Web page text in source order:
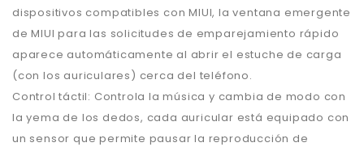
dispositivos compatibles con MIUI, la ventana emergente
de MIUI para las solicitudes de emparejamiento rápido
aparece automáticamente al abrir el estuche de carga
(con los auriculares) cerca del teléfono.
Control táctil: Controla la música y cambia de modo con
la yema de los dedos, cada auricular está equipado con
un sensor que permite pausar la reproducción de